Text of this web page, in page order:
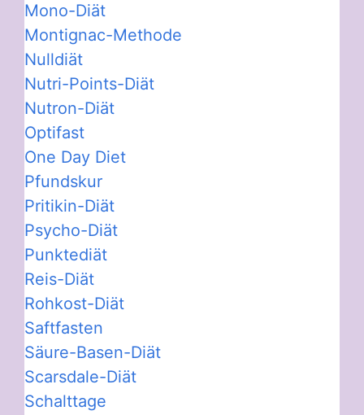
Mono-Diät
Montignac-Methode
Nulldiät
Nutri-Points-Diät
Nutron-Diät
Optifast
One Day Diet
Pfundskur
Pritikin-Diät
Psycho-Diät
Punktediät
Reis-Diät
Rohkost-Diät
Saftfasten
Säure-Basen-Diät
Scarsdale-Diät
Schalttage